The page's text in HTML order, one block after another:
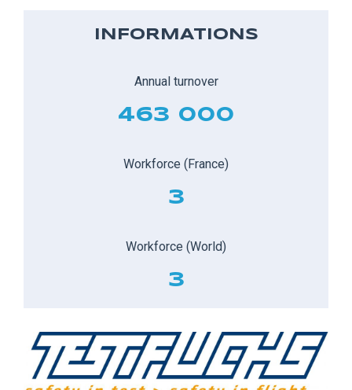
INFORMATIONS
Annual turnover
463 000
Workforce (France)
3
Workforce (World)
3